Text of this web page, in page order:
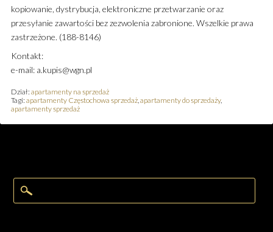
kopiowanie, dystrybucja, elektroniczne przetwarzanie oraz
przesyłanie zawartości bez zezwolenia zabronione. Wszelkie prawa
zastrzeżone. (188-8146)
Kontakt:
e-mail: a.kupis@wgn.pl
Dział: apartamenty na sprzedaż
Tagi: apartamenty Częstochowa sprzedaż, apartamenty do sprzedaży,
apartamenty sprzedaż